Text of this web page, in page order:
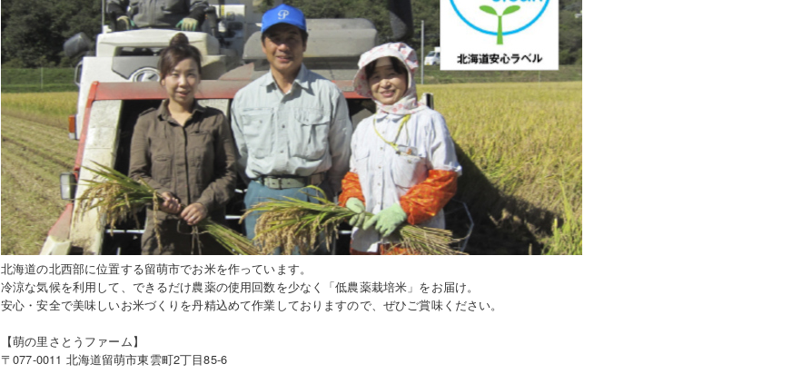
北海道の北西部に位置する留萌市でお米を作っています。
冷涼な気候を利用して、できるだけ農薬の使用回数を少なく「低農薬栽培米」をお届け。
安心・安全で美味しいお米づくりを丹精込めて作業しておりますので、ぜひご賞味ください。
【萌の里さとうファーム】
〒077-0011 北海道留萌市東雲町2丁目85-6